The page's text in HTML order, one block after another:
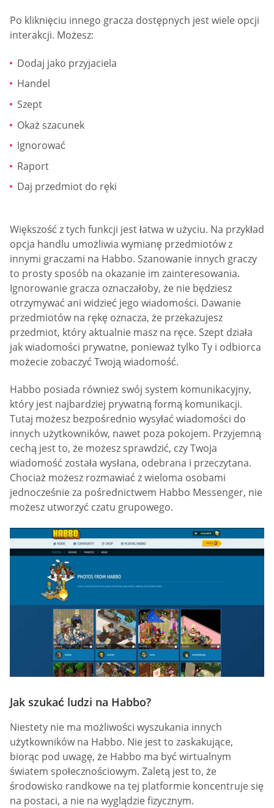
Po kliknięciu innego gracza dostępnych jest wiele opcji
interakcji. Możesz:
Dodaj jako przyjaciela
Handel
Szept
Okaż szacunek
Ignorować
Raport
Daj przedmiot do ręki
Większość z tych funkcji jest łatwa w użyciu. Na przykład
opcja handlu umożliwia wymianę przedmiotów z
innymi graczami na Habbo. Szanowanie innych graczy
to prosty sposób na okazanie im zainteresowania.
Ignorowanie gracza oznaczałoby, że nie będziesz
otrzymywać ani widzieć jego wiadomości. Dawanie
przedmiotów na rękę oznacza, że przekazujesz
przedmiot, który aktualnie masz na ręce. Szept działa
jak wiadomości prywatne, ponieważ tylko Ty i odbiorca
możecie zobaczyć Twoją wiadomość.
Habbo posiada również swój system komunikacyjny,
który jest najbardziej prywatną formą komunikacji.
Tutaj możesz bezpośrednio wysyłać wiadomości do
innych użytkowników, nawet poza pokojem. Przyjemną
cechą jest to, że możesz sprawdzić, czy Twoja
wiadomość została wysłana, odebrana i przeczytana.
Chociaż możesz rozmawiać z wieloma osobami
jednocześnie za pośrednictwem Habbo Messenger, nie
możesz utworzyć czatu grupowego.
Jak szukać ludzi na Habbo?
Niestety nie ma możliwości wyszukania innych
użytkowników na Habbo. Nie jest to zaskakujące,
biorąc pod uwagę, że Habbo ma być wirtualnym
światem społecznościowym. Zaletą jest to, że
środowisko randkowe na tej platformie koncentruje się
na postaci, a nie na wyglądzie fizycznym.